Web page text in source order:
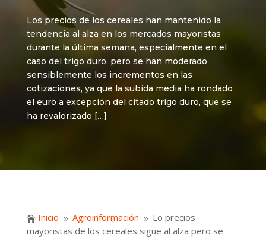
Los precios de los cereales han mantenido la
tendencia al alza en los mercados mayoristas
durante la última semana, especialmente en el
caso del trigo duro, pero se han moderado
sensiblemente los incrementos en las
cotizaciones, ya que la subida media ha rondado
el euro a excepción del citado trigo duro, que se
ha revalorizado […]
 Inicio 9 Agroinformación 9 Lo precios
mayoristas de los cereales sigue al alza pero se